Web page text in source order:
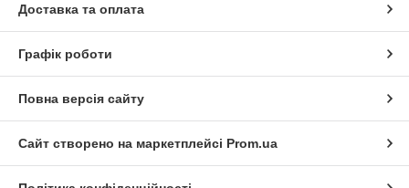
Доставка та оплата
Графік роботи
Повна версія сайту
Сайт створено на маркетплейсі Prom.ua